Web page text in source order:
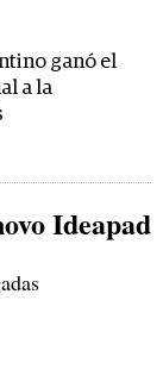
ganó el
a la
Ideapad